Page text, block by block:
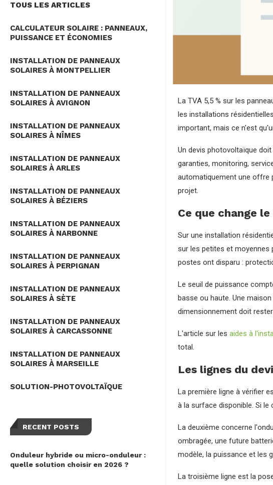
TOUS LES ARTICLES
CALCULATEUR SOLAIRE : PANNEAUX,
PUISSANCE ET ÉCONOMIES
INSTALLATION DE PANNEAUX
SOLAIRES À MONTPELLIER
INSTALLATION DE PANNEAUX
SOLAIRES À AVIGNON
INSTALLATION DE PANNEAUX
SOLAIRES À NÎMES
INSTALLATION DE PANNEAUX
SOLAIRES À ARLES
INSTALLATION DE PANNEAUX
SOLAIRES À BÉZIERS
INSTALLATION DE PANNEAUX
SOLAIRES À NARBONNE
INSTALLATION DE PANNEAUX
SOLAIRES À PERPIGNAN
INSTALLATION DE PANNEAUX
SOLAIRES À SÈTE
INSTALLATION DE PANNEAUX
SOLAIRES À CARCASSONNE
INSTALLATION DE PANNEAUX
SOLAIRES À MARSEILLE
SOLUTION-PHOTOVOLTAÏQUE
RECENT POSTS
Onduleur hybride ou micro-onduleur :
quelle solution choisir en 2026 ?
La TVA 5,5 % sur les
les installations
important, mais ce n'est
Un devis photovoltaïque
garanties, monitoring,
automatiquement une offre
projet.
Ce que change
Sur une installation
sur les petites et moyennes
postes ont disparu :
Le seuil de puissance
basse ou haute. Une
dimensionnement doit
L'article sur les aides à
total.
Les lignes du
La première ligne à vérifier
à la surface disponible. Si
La deuxième concerne
ombragée, une future
modèle, la puissance et les
La troisième ligne est la